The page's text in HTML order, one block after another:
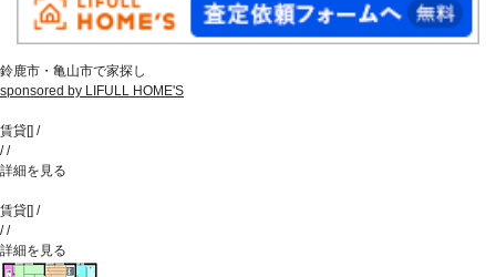
鈴鹿市・亀山市で家探し
sponsored by LIFULL HOME'S
賃貸[] /
//
詳細を見る
賃貸[] /
//
詳細を見る